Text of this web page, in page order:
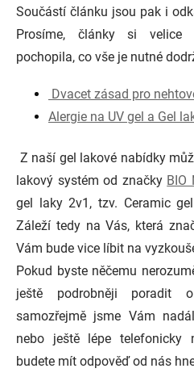
Součástí článku jsou pak i
Prosíme, články si velice
pochopila, co vše je nutné
Dvacet zásad pro
Alergie na UV gel a Gel
Z naší gel lakové nabídky
lakový systém od značky BIO
gel laky 2v1, tzv. Ceramic
Záleží tedy na Vás, která
Vám bude vice líbit na
Pokud byste něčemu
ještě podrobněji poradit
samozřejmě jsme Vám
nebo ještě lépe telefonicky
budete mít odpověď od nás